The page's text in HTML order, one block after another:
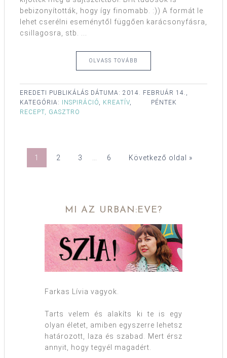
bebizonyították, hogy így finomabb. :)) A formát le
lehet cserélni eseménytől függően karácsonyfásra,
csillagosra, stb. ...
OLVASS TOVÁBB
EREDETI PUBLIKÁLÁS DÁTUMA: 2014. FEBRUÁR 14.,
PÉNTEK
KATEGÓRIA: INSPIRÁCIÓ, KREATÍV,
RECEPT, GASZTRO
1 2 3 6 Következő oldal »
MI AZ URBAN:EVE?
Farkas Lívia vagyok.
Tarts velem és alakíts ki te is egy
olyan életet, amiben egyszerre lehetsz
határozott, laza és szabad. Mert érsz
annyit, hogy tegyél magadért.